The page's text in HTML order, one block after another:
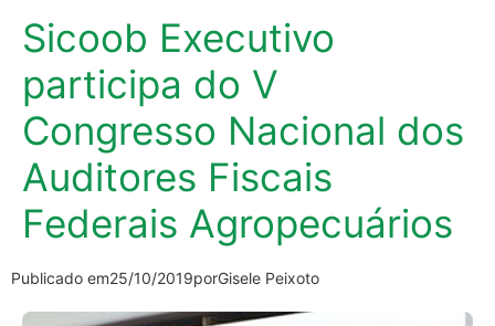
Sicoob Executivo
participa do V
Congresso Nacional dos
Auditores Fiscais
Federais Agropecuários
Publicado em25/10/2019porGisele Peixoto